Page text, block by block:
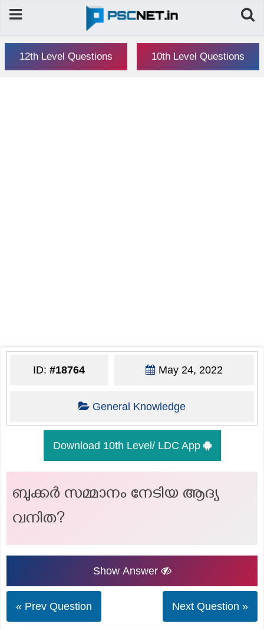
12th Level Questions 10th Level Questions
ID:#18764 May 24, 2022
General Knowledge
Download 10th Level/ LDC App
ബുക്കർ സമ്മാനം നേടിയ ആദ്യ
വനിത?
Show Answer
« Prev Question Next Question »